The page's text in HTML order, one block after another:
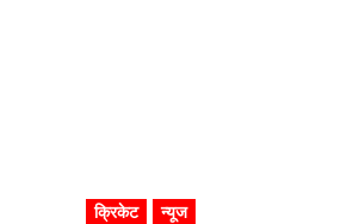
POSTED
क्रिकेट न्यूज